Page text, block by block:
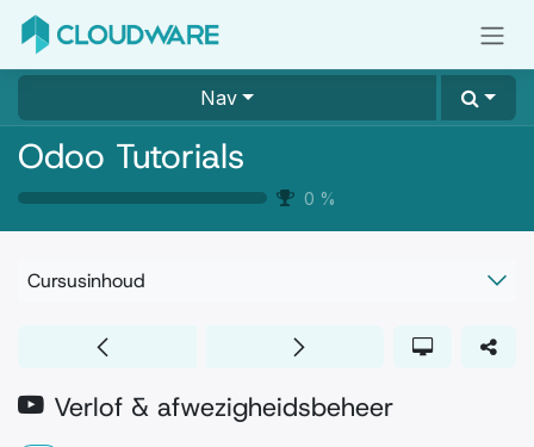
Overslaan naar inhoud
Nav
Odoo Tutorials
0 %
Cursusinhoud
Verlof & afwezigheidsbeheer